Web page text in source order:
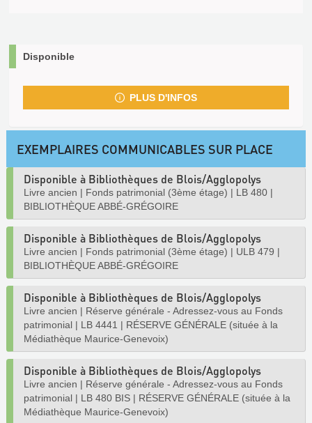
Disponible
PLUS D'INFOS
EXEMPLAIRES COMMUNICABLES SUR PLACE
Disponible à Bibliothèques de Blois/Agglopolys
Livre ancien | Fonds patrimonial (3ème étage) | LB 480 |
BIBLIOTHÈQUE ABBÉ-GRÉGOIRE
Disponible à Bibliothèques de Blois/Agglopolys
Livre ancien | Fonds patrimonial (3ème étage) | ULB 479 |
BIBLIOTHÈQUE ABBÉ-GRÉGOIRE
Disponible à Bibliothèques de Blois/Agglopolys
Livre ancien | Réserve générale - Adressez-vous au Fonds
patrimonial | LB 4441 | RÉSERVE GÉNÉRALE (située à la
Médiathèque Maurice-Genevoix)
Disponible à Bibliothèques de Blois/Agglopolys
Livre ancien | Réserve générale - Adressez-vous au Fonds
patrimonial | LB 480 BIS | RÉSERVE GÉNÉRALE (située à la
Médiathèque Maurice-Genevoix)